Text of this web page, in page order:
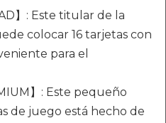
】: Este titular de la
colocar 16 tarjetas con
para el
】: Este pequeño
de juego está hecho de